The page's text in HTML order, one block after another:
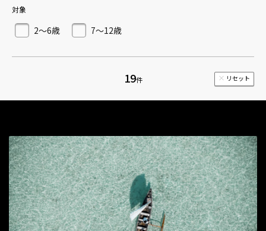
対象
2～6歳 7～12歳
19件 リセット